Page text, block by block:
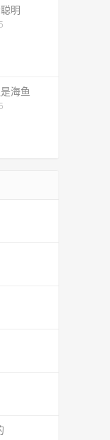
明
海鱼